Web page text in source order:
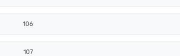
106
107